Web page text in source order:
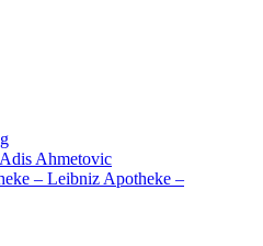
Ahmetovic
– Leibniz Apotheke –